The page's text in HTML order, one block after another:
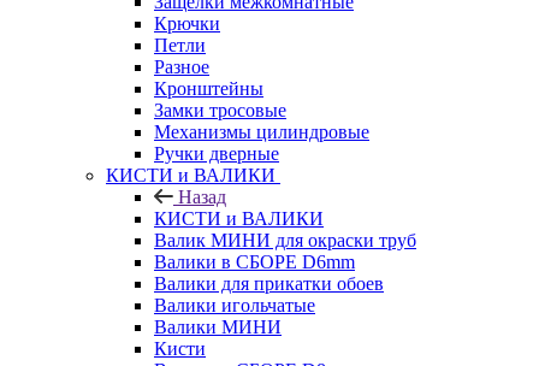
Крючки
Петли
Разное
Кронштейны
Замки тросовые
Механизмы цилиндровые
Ручки дверные
КИСТИ и ВАЛИКИ
Назад
КИСТИ и ВАЛИКИ
Валик МИНИ для окраски труб
Валики в СБОРЕ D6mm
Валики для прикатки обоев
Валики игольчатые
Валики МИНИ
Кисти